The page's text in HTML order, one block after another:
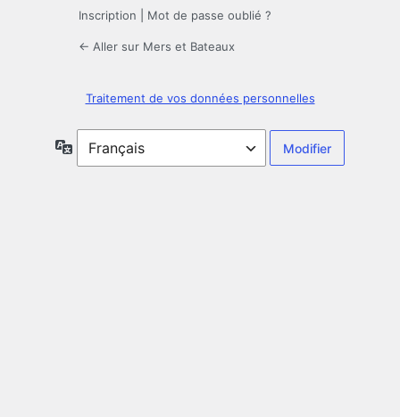
Inscription Mot de passe oublié ?
← Aller sur Mers et Bateaux
Traitement de vos données personnelles
Langue